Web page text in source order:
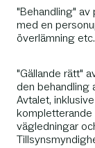
"Behandling"
med en
överlämning etc.
"Gällande rätt"
den behandling
Avtalet,
kompletterande
vägledningar